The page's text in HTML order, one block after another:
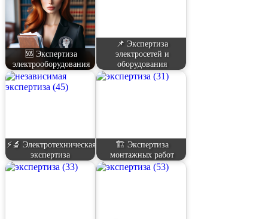
🆘 Экспертиза
электрооборудования
📌 Экспертиза
электросетей и
оборудования
⚡🔬 Электротехническая
экспертиза
🏗️ Экспертиза
монтажных работ